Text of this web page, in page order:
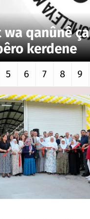
wa qanûnê
kerdene
5 6 7 8 9